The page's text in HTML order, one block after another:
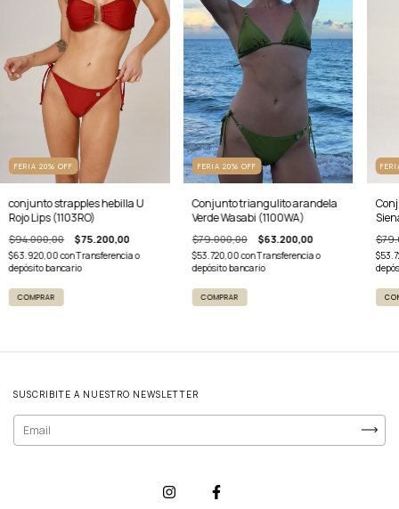
FERIA 20% OFF
conjunto strapples hebilla U
Rojo Lips (1103RO)
$94.000,00 $75.200,00
$63.920,00conTransferencia o
depósito bancario
COMPRAR
FERIA 20% OFF
Conjunto triangulito arandela
Verde Wasabi (1100WA)
$79.000,00 $63.200,00
$53.720,00conTransferencia o
depósito bancario
COMPRAR
SUSCRIBITE A NUESTRO NEWSLETTER